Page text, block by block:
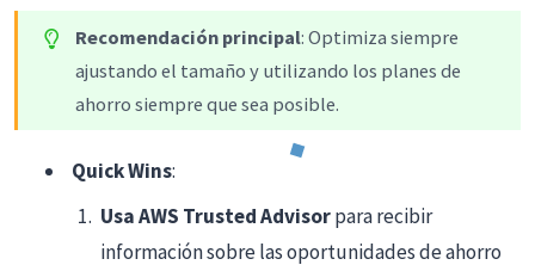
Recomendación principal: Optimiza siempre
ajustando el tamaño y utilizando los planes de
ahorro siempre que sea posible.
Quick Wins:
Usa AWS Trusted Advisorpara recibir
información sobre las oportunidades de ahorro